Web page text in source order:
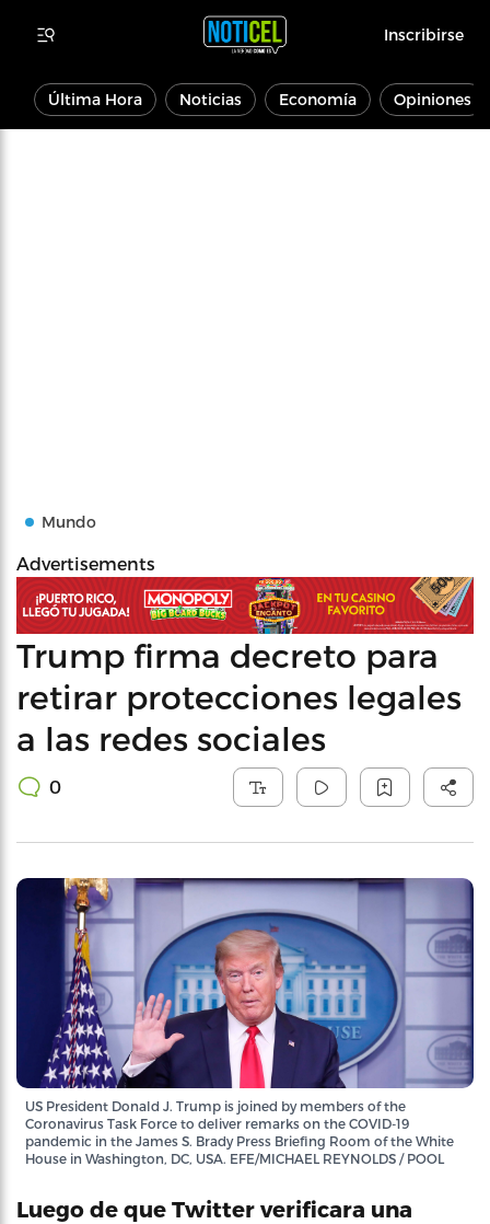
Inscribirse
Última Hora Noticias Economía Opiniones
Mundo
Advertisements
Trump firma decreto para
retirar protecciones legales
a las redes sociales
0
US President Donald J. Trump is joined by members of the
Coronavirus Task Force to deliver remarks on the COVID-19
pandemic in the James S. Brady Press Briefing Room of the White
House in Washington, DC, USA. EFE/MICHAEL REYNOLDS / POOL
Luego de que Twitter verificara una